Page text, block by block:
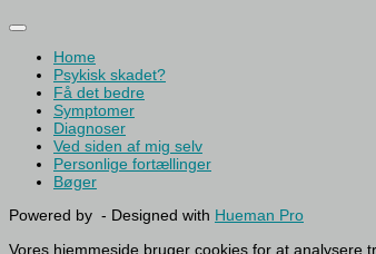
Home
Psykisk skadet?
Få det bedre
Symptomer
Diagnoser
Ved siden af mig selv
Personlige fortællinger
Bøger
Powered by - Designed with Hueman Pro
Vores hjemmeside bruger cookies for at analysere